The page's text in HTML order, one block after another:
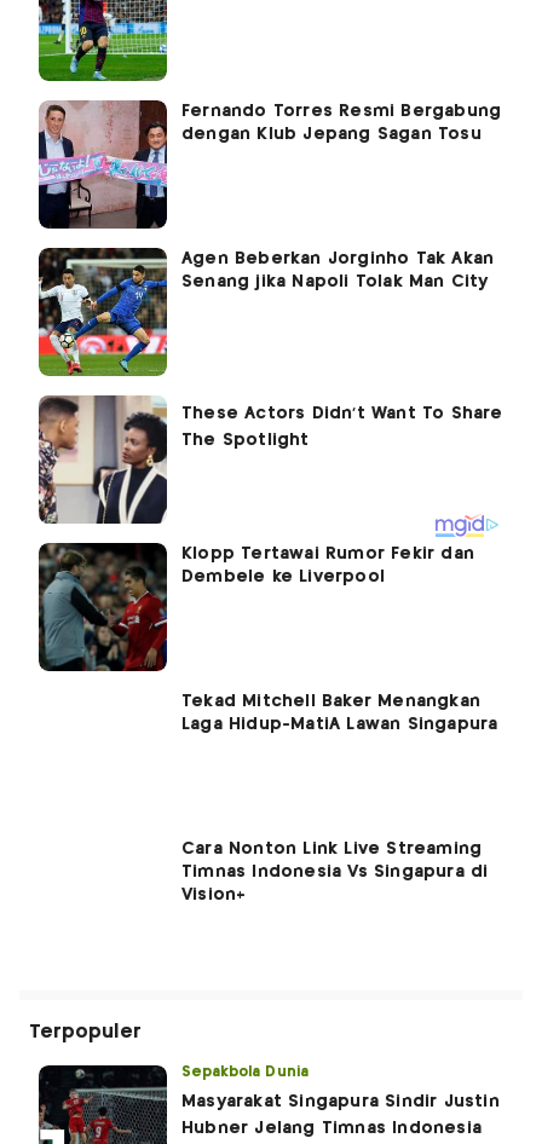
Fernando Torres Resmi Bergabung
dengan Klub Jepang Sagan Tosu
Agen Beberkan Jorginho Tak Akan
Senang jika Napoli Tolak Man City
Klopp Tertawai Rumor Fekir dan
Dembele ke Liverpool
Tekad Mitchell Baker Menangkan
Laga Hidup-MatiÂ Lawan Singapura
Cara Nonton Link Live Streaming
Timnas Indonesia Vs Singapura di
Vision+
Terpopuler
Sepakbola Dunia
Masyarakat Singapura Sindir Justin
Hubner Jelang Timnas Indonesia